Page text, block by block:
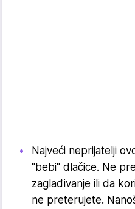
Najveći neprijatelji
"bebi" dlačice. Ne
zaglađivanje ili da
ne preterujete.